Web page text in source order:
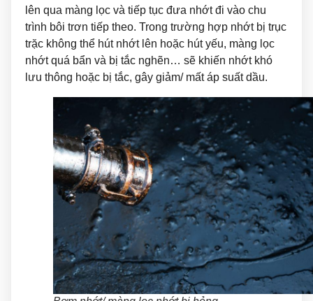
lên qua màng lọc và tiếp tục đưa nhớt đi vào chu
trình bôi trơn tiếp theo. Trong trường hợp nhớt bị trục
trặc không thể hút nhớt lên hoặc hút yếu, màng lọc
nhớt quá bẩn và bị tắc nghẽn… sẽ khiến nhớt khó
lưu thông hoặc bị tắc, gây giảm/ mất áp suất dầu.